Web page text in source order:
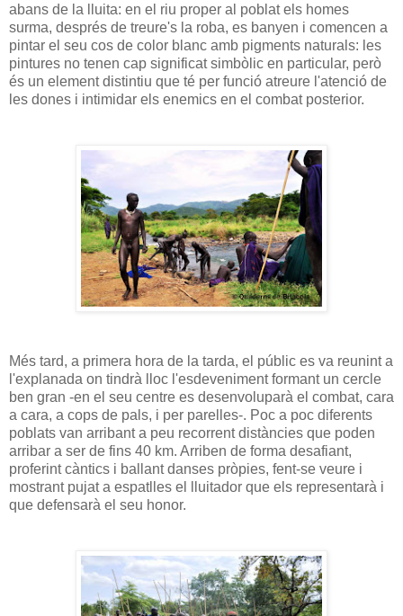
abans de la lluita: en el riu proper al poblat els homes
surma, després de treure's la roba, es banyen i comencen a
pintar el seu cos de color blanc amb pigments naturals: les
pintures no tenen cap significat simbòlic en particular, però
és un element distintiu que té per funció atreure l'atenció de
les dones i intimidar els enemics en el combat posterior.
Més tard, a primera hora de la tarda, el públic es va reunint a
l'explanada on tindrà lloc l'esdeveniment formant un cercle
ben gran -en el seu centre es desenvoluparà el combat, cara
a cara, a cops de pals, i per parelles-. Poc a poc diferents
poblats van arribant a peu recorrent distàncies que poden
arribar a ser de fins 40 km. Arriben de forma desafiant,
proferint càntics i ballant danses pròpies, fent-se veure i
mostrant pujat a espatlles el lluitador que els representarà i
que defensarà el seu honor.